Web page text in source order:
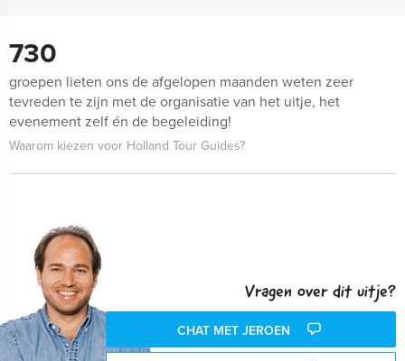
730
groepen lieten ons de afgelopen maanden weten zeer
tevreden te zijn met de organisatie van het uitje, het
evenement zelf én de begeleiding!
Waarom kiezen voor Holland Tour Guides?
Vragen over dit uitje?
CHAT MET JEROEN